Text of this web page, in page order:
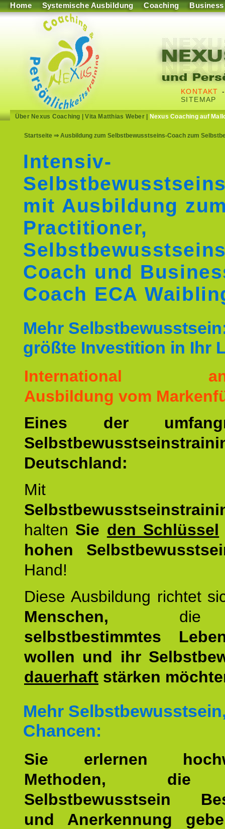
Home Systemische Ausbildung Coaching Business
KONTAKT
SITEMAP
Über Nexus Coaching |Vita Matthias Weber| Nexus Coaching auf
Startseite ⇒ Ausbildung zum Selbstbewusstseins-Coach zum
Intensiv-
mit Ausbildung
Practitioner,
Coach und
Coach ECA
Mehr
größte Investition in Ihr
International
Ausbildung vom
Eines der
Deutschland:
Mit
halten Sie den Schlüssel
hohen
Hand!
Diese Ausbildung richtet
Menschen,
selbstbestimmtes
wollen und ihr
dauerhaft stärken
Mehr
Chancen:
Sie erlernen
Methoden, die
Selbstbewusstsein
und Anerkennung